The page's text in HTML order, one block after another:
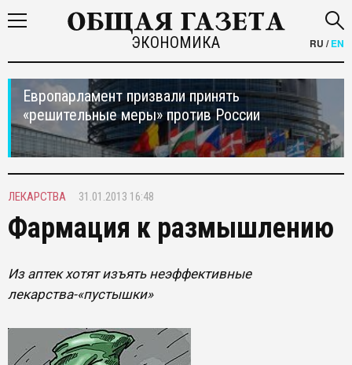
ЭКОНОМИКА RU /EN
Европарламент призвали принять
«решительные меры» против России
ЛЕКАРСТВА 31.01.2013 16:48
Фармация к размышлению
Из аптек хотят изъять неэффективные
лекарства-«пустышки»